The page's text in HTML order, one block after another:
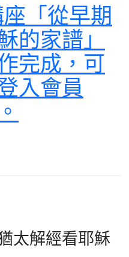
「從早期
的家譜」
完成，可
入會員
太解經看耶穌